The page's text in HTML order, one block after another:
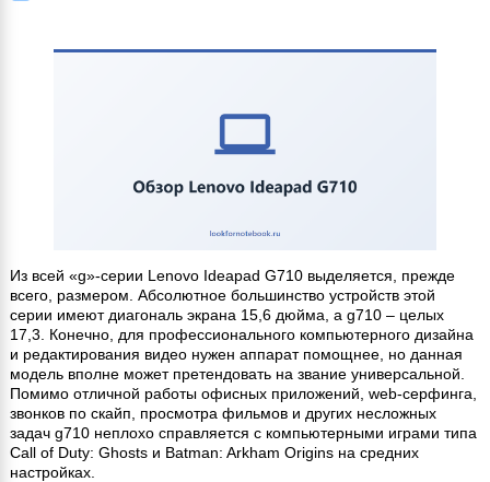
Из всей «g»-серии Lenovo Ideapad G710 выделяется, прежде
всего, размером. Абсолютное большинство устройств этой
серии имеют диагональ экрана 15,6 дюйма, а g710 – целых
17,3. Конечно, для профессионального компьютерного дизайна
и редактирования видео нужен аппарат помощнее, но данная
модель вполне может претендовать на звание универсальной.
Помимо отличной работы офисных приложений, web-серфинга,
звонков по скайп, просмотра фильмов и других несложных
задач g710 неплохо справляется с компьютерными играми типа
Call of Duty: Ghosts и Batman: Arkham Origins на средних
настройках.